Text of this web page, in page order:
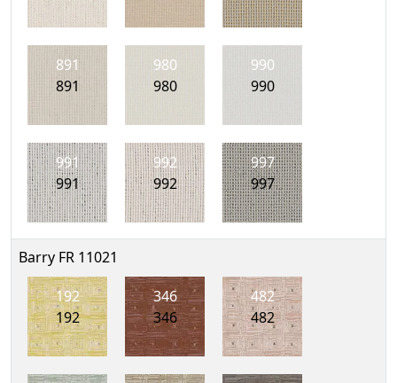
891
891
980
980
990
990
991
991
992
992
997
997
Barry FR 11021
192
192
346
346
482
482